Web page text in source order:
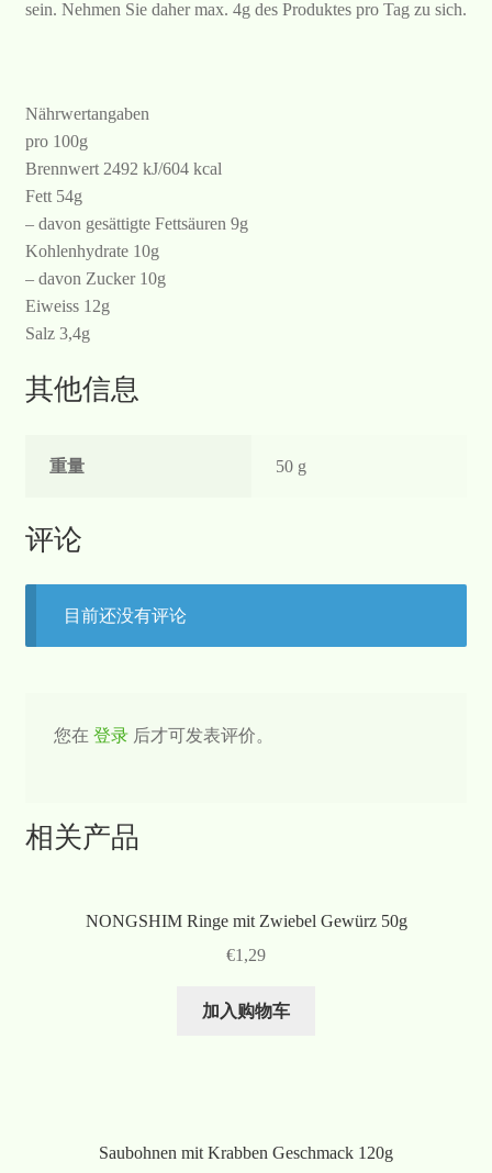
sein. Nehmen Sie daher max. 4g des Produktes pro Tag zu sich.
Nährwertangaben
pro 100g
Brennwert 2492 kJ/604 kcal
Fett 54g
– davon gesättigte Fettsäuren 9g
Kohlenhydrate 10g
– davon Zucker 10g
Eiweiss 12g
Salz 3,4g
其他信息
重量 50 g
评论
目前还没有评论
您在 登录后才可发表评价。
相关产品
NONGSHIM Ringe mit Zwiebel Gewürz 50g
€1,29
加入购物车
Saubohnen mit Krabben Geschmack 120g